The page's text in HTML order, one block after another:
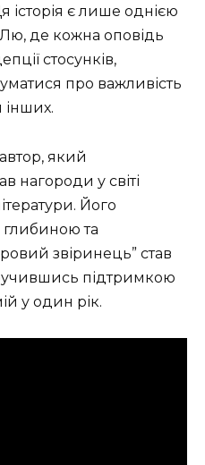
є лише однією
Лю, де кожна оповідь
стосунків,
про важливість
інших.
який
нагороди у світі
Його
глибиною та
звіринець” став
підтримкою
у один рік.